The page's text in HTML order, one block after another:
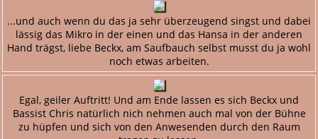
...und auch wenn du das ja sehr überzeugend singst und dabei
lässig das Mikro in der einen und das Hansa in der anderen
Hand trägst, liebe Beckx, am Saufbauch selbst musst du ja wohl
noch etwas arbeiten.
Egal, geiler Auftritt! Und am Ende lassen es sich Beckx und
Bassist Chris natürlich nich nehmen auch mal von der Bühne
zu hüpfen und sich von den Anwesenden durch den Raum